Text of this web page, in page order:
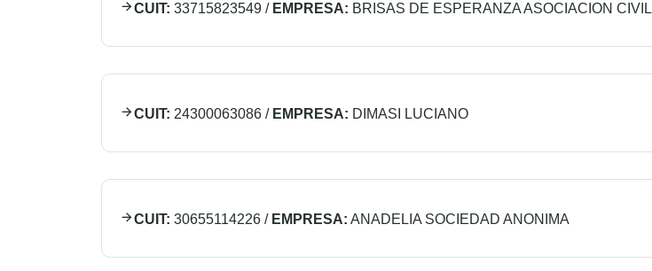
CUIT: 33715823549 / EMPRESA: BRISAS DE ESPERANZA ASOCIACION CIVIL
CUIT: 24300063086 / EMPRESA: DIMASI LUCIANO
CUIT: 30655114226 / EMPRESA: ANADELIA SOCIEDAD ANONIMA